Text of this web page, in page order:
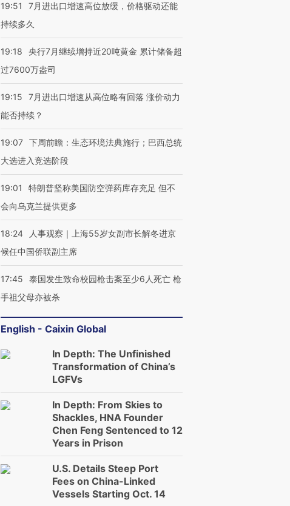
19:51
7月进出口增速高位放缓，价格驱动还能
持续多久
19:18
央行7月继续增持近20吨黄金 累计储备超
过7600万盎司
19:15
7月进出口增速从高位略有回落 涨价动力
能否持续？
19:07 下周前瞻：生态环境法典施行；巴西总统
大选进入竞选阶段
19:01
特朗普坚称美国防空弹药库存充足 但不
会向乌克兰提供更多
18:24
人事观察｜上海55岁女副市长解冬进京
候任中国侨联副主席
17:45
泰国发生致命校园枪击案至少6人死亡 枪
手祖父母亦被杀
English - Caixin Global
In Depth: The Unfinished
Transformation of China’s
LGFVs
In Depth: From Skies to
Shackles, HNA Founder
Chen Feng Sentenced to 12
Years in Prison
U.S. Details Steep Port
Fees on China-Linked
Vessels Starting Oct. 14